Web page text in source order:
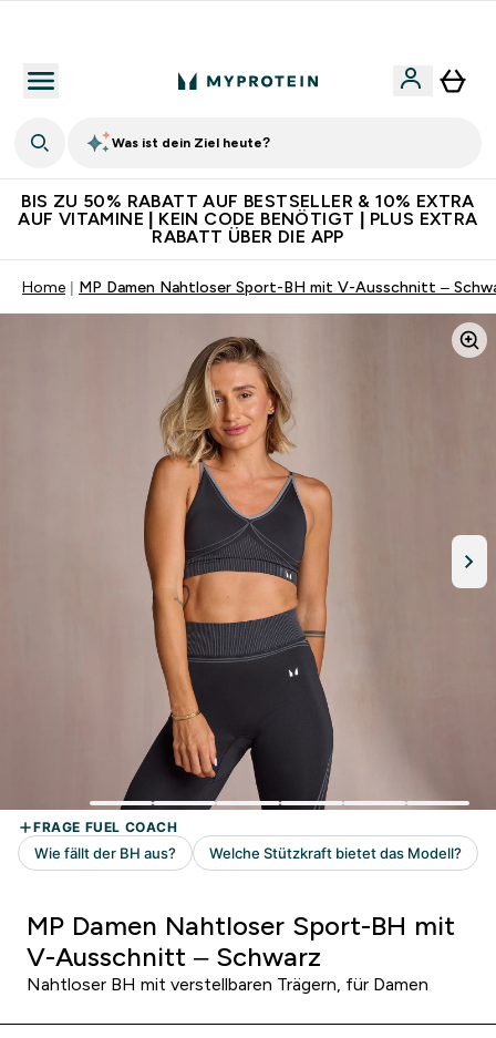
Was ist dein Ziel heute?
BIS ZU 50% RABATT AUF BESTSELLER & 10% EXTRA
AUF VITAMINE | KEIN CODE BENÖTIGT | PLUS EXTRA
RABATT ÜBER DIE APP
Home MP Damen Nahtloser Sport-BH mit V-Ausschnitt –
MP Damen Nahtloser Sport-BH mit
V-Ausschnitt – Schwarz
Nahtloser BH mit verstellbaren Trägern, für Damen